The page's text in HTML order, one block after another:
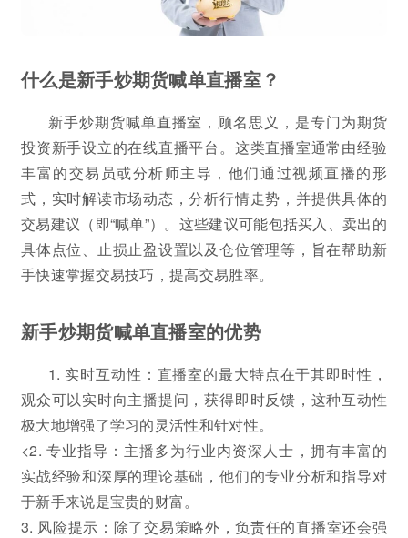
什么是新手炒期货喊单直播室？
新手炒期货喊单直播室，顾名思义，是专门为期货
投资新手设立的在线直播平台。这类直播室通常由经验
丰富的交易员或分析师主导，他们通过视频直播的形
式，实时解读市场动态，分析行情走势，并提供具体的
交易建议（即“喊单”）。这些建议可能包括买入、卖出的
具体点位、止损止盈设置以及仓位管理等，旨在帮助新
手快速掌握交易技巧，提高交易胜率。
新手炒期货喊单直播室的优势
1. 实时互动性：直播室的最大特点在于其即时性，
观众可以实时向主播提问，获得即时反馈，这种互动性
极大地增强了学习的灵活性和针对性。
<2. 专业指导：主播多为行业内资深人士，拥有丰富的
实战经验和深厚的理论基础，他们的专业分析和指导对
于新手来说是宝贵的财富。
3. 风险提示：除了交易策略外，负责任的直播室还会强